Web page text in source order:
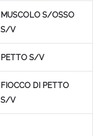
MUSCOLO S/OSSO
S/V
PETTO S/V
FIOCCO DI PETTO
S/V